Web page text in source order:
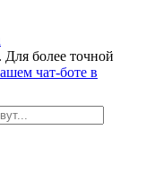
более точной
чат-боте в